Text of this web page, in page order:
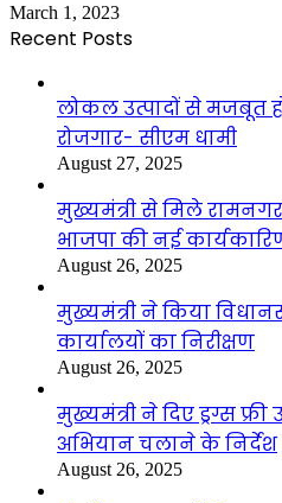
March 1, 2023
Recent Posts
लोकल उत्पादों से मजबूत
रोजगार- सीएम धामी
August 27, 2025
मुख्यमंत्री से मिले
भाजपा की नई
August 26, 2025
मुख्यमंत्री ने किया
कार्यालयों का निरीक्षण
August 26, 2025
मुख्यमंत्री ने दिए ड्रग्स
अभियान चलाने के निर्देश
August 26, 2025